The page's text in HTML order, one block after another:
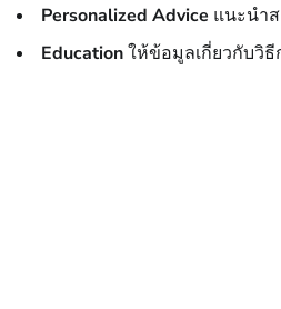
Personalized Advice แนะนำ
Educationให้ข้อมูลเกี่ยวกับวิ